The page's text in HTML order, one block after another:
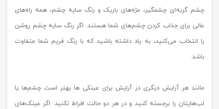
چشم گربه‌ای چشمگیر، مژه‌های باریک و رنگ سایه چشم، همه راه‌های
عالی برای جذاب کردن چشم‌های شما هستند. اگر رنگ سایه چشم روشن
را انتخاب می‌کنید، به یاد داشته باشید که با رنگ فریم‌ شما متفاوت
باشد.
مانند هر آرایش دیگری در آرایش برای عینکی ها بهتر است چشم‌ها یا
لب‌هایتان را برجسته کنید و در هر دو حالت افراط نکنید. اگر عینک‌های